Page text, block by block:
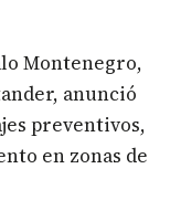
Montenegro,
anunció
preventivos,
en zonas de